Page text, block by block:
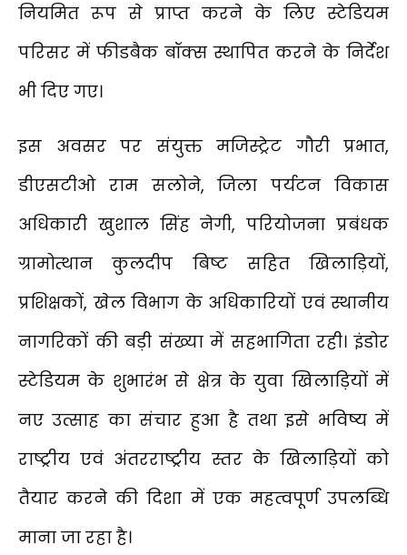
नियमित रूप से प्राप्त करने के लिए स्टेडियम
परिसर में फीडबैक बॉक्स स्थापित करने के निर्देश
भी दिए गए।
इस अवसर पर संयुक्त मजिस्ट्रेट गौरी प्रभात,
डीएसटीओ राम सलोने, जिला पर्यटन विकास
अधिकारी खुशाल सिंह नेगी, परियोजना प्रबंधक
ग्रामोत्थान कुलदीप बिष्ट सहित खिलाड़ियों,
प्रशिक्षकों, खेल विभाग के अधिकारियों एवं स्थानीय
नागरिकों की बड़ी संख्या में सहभागिता रही। इंडोर
स्टेडियम के शुभारंभ से क्षेत्र के युवा खिलाड़ियों में
नए उत्साह का संचार हुआ है तथा इसे भविष्य में
राष्ट्रीय एवं अंतरराष्ट्रीय स्तर के खिलाड़ियों को
तैयार करने की दिशा में एक महत्वपूर्ण उपलब्धि
माना जा रहा है।